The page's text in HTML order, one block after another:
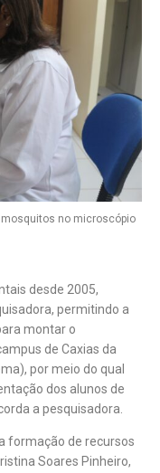
no microscópio
desde 2005,
permitindo a
montar o
de Caxias da
por meio do qual
dos alunos de
a pesquisadora.
formação de recursos
Soares Pinheiro,